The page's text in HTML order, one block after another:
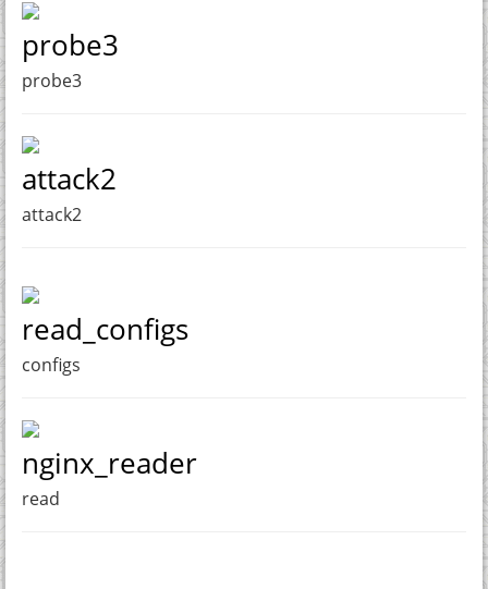
probe3
probe3
attack2
attack2
read_configs
configs
nginx_reader
read